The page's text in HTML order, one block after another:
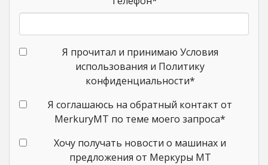
Я прочитал и принимаю Условия
использования и Политику
конфиденциальности*
Я соглашаюсь на обратный контакт от
MerkuryMT по теме моего запроса*
Хочу получать новости о машинах и
предложения от Меркуры МТ